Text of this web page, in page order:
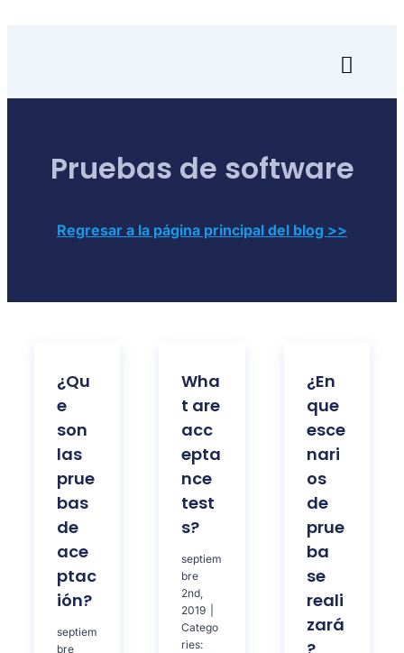
Transfórmate
Pruebas de software
Regresar a la página principal del blog >>
¿Qu
e
son
las
prue
bas
de
ace
ptac
ión?
septiem
bre
Wha
t are
acc
epta
nce
test
s?
septiem
bre
2nd,
2019
Catego
ries:
¿En
que
esce
nari
os
de
prue
ba
se
reali
zará